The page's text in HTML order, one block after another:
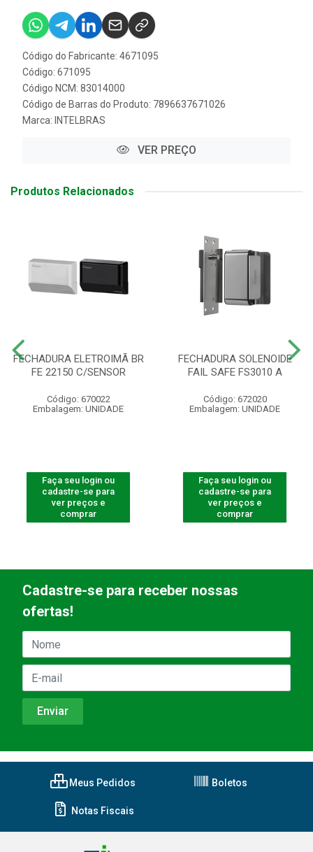
Código do Fabricante: 4671095
Código: 671095
Código NCM: 83014000
Código de Barras do Produto: 7896637671026
Marca: INTELBRAS
VER PREÇO
Produtos Relacionados
FECHADURA ELETROIMÃ BR
FE 22150 C/SENSOR
Código: 670022
Embalagem: UNIDADE
Faça seu login ou
cadastre-se para
ver preços e
comprar
FECHADURA SOLENOIDE
FAIL SAFE FS3010 A
Código: 672020
Embalagem: UNIDADE
Faça seu login ou
cadastre-se para
ver preços e
comprar
Cadastre-se para receber nossas
ofertas!
Meus Pedidos Boletos
Notas Fiscais